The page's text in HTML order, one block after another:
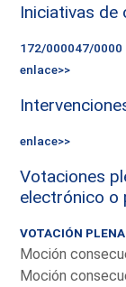
Iniciativas de
172/000047/0000
enlace>>
enlace>>
Votaciones
electrónico o
VOTACIÓN
Moción
Moción